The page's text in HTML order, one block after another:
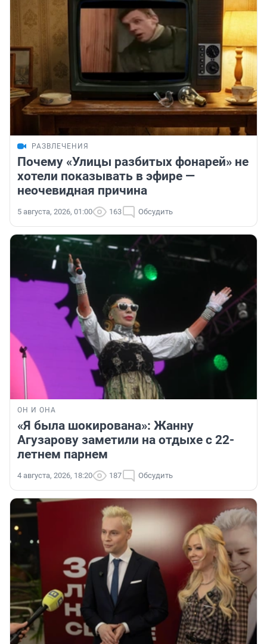
РАЗВЛЕЧЕНИЯ
Почему «Улицы разбитых фонарей» не
хотели показывать в эфире —
неочевидная причина
5 августа, 2026, 01:00 163 Обсудить
ОН И ОНА
«Я была шокирована»: Жанну
Агузарову заметили на отдыхе с 22-
летнем парнем
4 августа, 2026, 18:20 187 Обсудить